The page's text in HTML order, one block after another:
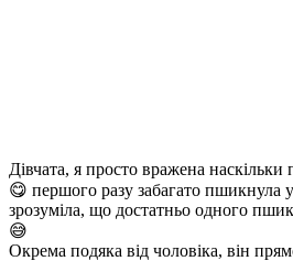
Дівчата, я просто вражена
😋 першого разу забагато пшикнула
зрозуміла, що достатньо одного
😅
Окрема подяка від чоловіка, він